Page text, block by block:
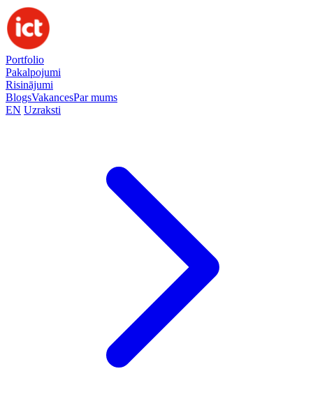
Portfolio
Pakalpojumi
Risinājumi
BlogsVakancesPar mums
EN Uzraksti